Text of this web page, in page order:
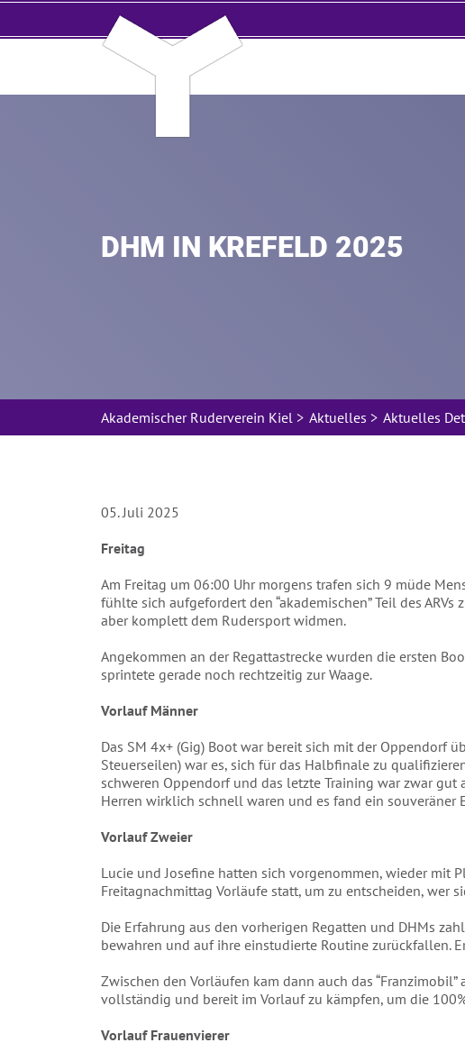
Hier bestätige ich, dass ich die ARV Unterlagen
Mail Adresse gesendet bekommen möchte.
DHM IN KREFELD 2025
Akademischer Ruderverein Kiel > Aktuelles > Aktuelles
05. Juli 2025
Freitag
Am Freitag um 06:00 Uhr morgens trafen sich 9 müde
fühlte sich aufgefordert den “akademischen” Teil des
aber komplett dem Rudersport widmen.
Angekommen an der Regattastrecke wurden die ersten
sprintete gerade noch rechtzeitig zur Waage.
Vorlauf Männer
Das SM 4x+ (Gig) Boot war bereit sich mit der Oppendorf
Steuerseilen) war es, sich für das Halbfinale zu
schweren Oppendorf und das letzte Training war zwar
Herren wirklich schnell waren und es fand ein souveräner
Vorlauf Zweier
Lucie und Josefine hatten sich vorgenommen, wieder mit
Freitagnachmittag Vorläufe statt, um zu entscheiden, wer
Die Erfahrung aus den vorherigen Regatten und DHMs
bewahren und auf ihre einstudierte Routine zurückfallen.
Zwischen den Vorläufen kam dann auch das
vollständig und bereit im Vorlauf zu kämpfen, um die
Vorlauf Frauenvierer